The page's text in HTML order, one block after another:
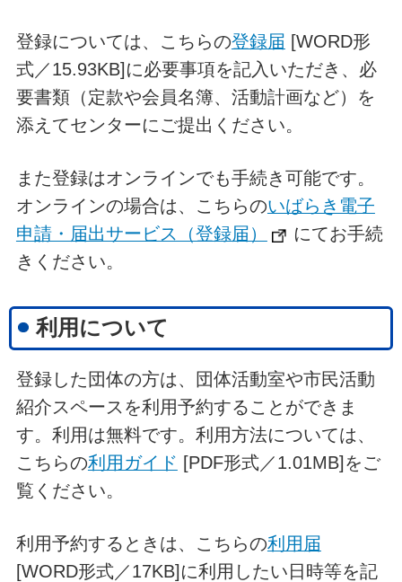
登録については、こちらの登録届 [WORD形
式／15.93KB]に必要事項を記入いただき、必
要書類（定款や会員名簿、活動計画など）を
添えてセンターにご提出ください。
また登録はオンラインでも手続き可能です。
オンラインの場合は、こちらのいばらき電子
申請・届出サービス（登録届）
にてお手続
きください。
利用について
登録した団体の方は、団体活動室や市民活動
紹介スペースを利用予約することができま
す。利用は無料です。利用方法については、
こちらの利用ガイド [PDF形式／1.01MB]をご
覧ください。
利用予約するときは、こちらの利用届
[WORD形式／17KB]に利用したい日時等を記